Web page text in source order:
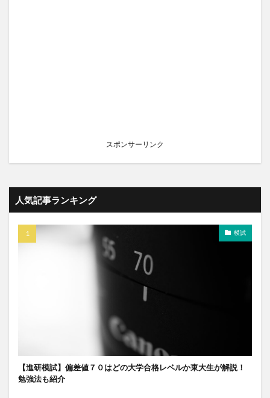
スポンサーリンク
人気記事ランキング
模試
【進研模試】偏差値７０はどの大学合格レベルか東大生が解説！
勉強法も紹介